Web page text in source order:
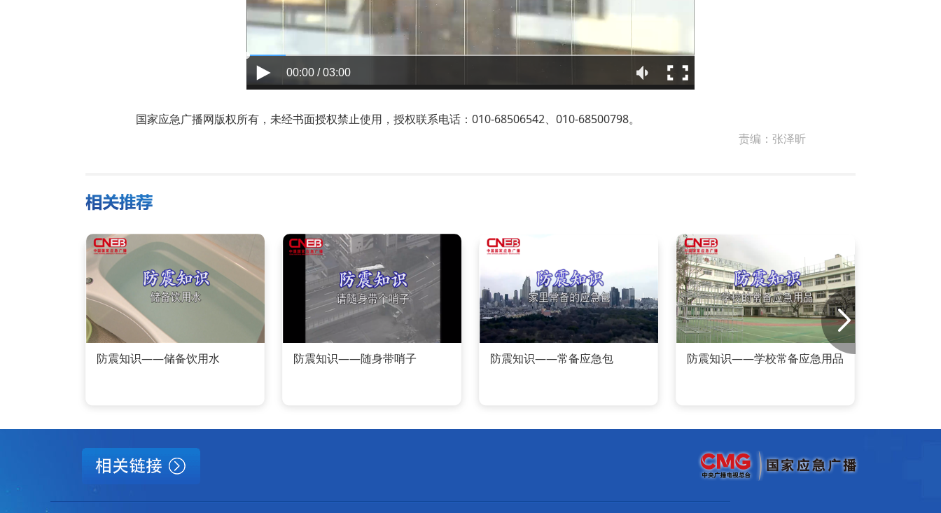
00:00 / 03:00
国家应急广播网版权所有，未经书面授权禁止使用，授权联系电话：010-68506542、010-68500798。
责编： 张泽昕
防震知识——储备饮用水 防震知识——随身带哨子 防震知识——常备应急包 防震知识——学校常备应急用品